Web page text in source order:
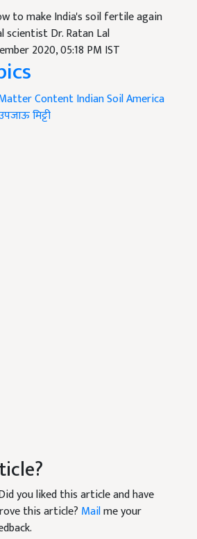
to make India's soil fertile again
Dr. Ratan Lal
2020, 05:18 PM IST
ContentIndian SoilAmerica
मिट्टी
you liked this article and have
this article? Mailme your